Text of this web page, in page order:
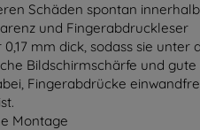
Schäden spontan
und Fingerabdruckleser
0,17 mm dick, sodass sie
Bildschirmschärfe und
Fingerabdrücke
Montage